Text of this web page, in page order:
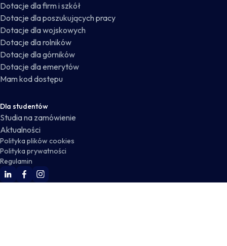
Dotacje dla firm i szkół
Dotacje dla poszukujących pracy
Dotacje dla wojskowych
Dotacje dla rolników
Dotacje dla górników
Dotacje dla emerytów
Mam kod dostępu
Dla studentów
Studia na zamówienie
Aktualności
Polityka plików cookies
Polityka prywatności
Regulamin
WSKZ Linkedin
WSKZ Facebook
WSKZ Instagram